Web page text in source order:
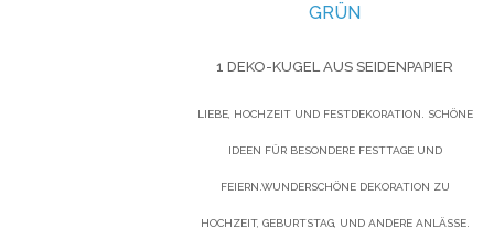
GRÜN
1 DEKO-KUGEL AUS SEIDENPAPIER
LIEBE, HOCHZEIT UND FESTDEKORATION. SCHÖNE
IDEEN FÜR BESONDERE FESTTAGE UND
FEIERN.WUNDERSCHÖNE DEKORATION ZU
HOCHZEIT, GEBURTSTAG, UND ANDERE ANLÄSSE.